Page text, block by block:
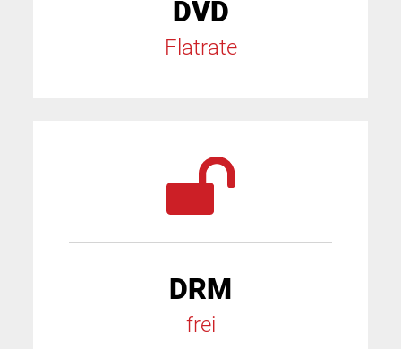
DVD
Flatrate
DRM
frei